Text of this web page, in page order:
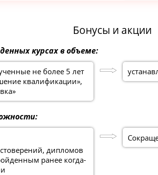
Бонусы и акции
курсах в объеме:
не более 5 лет
квалификации»,
дипломов
ранее когда-